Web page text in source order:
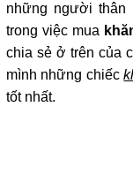
những người thân
trong việc mua
chia sẻ ở trên của
mình những chiếc
tốt nhất.